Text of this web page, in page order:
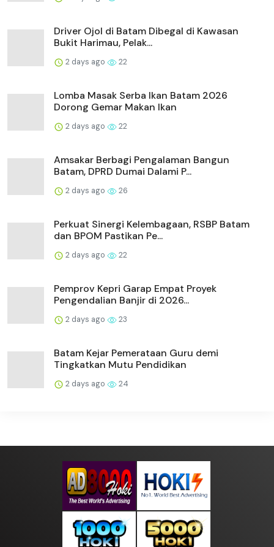
Driver Ojol di Batam Dibegal di Kawasan
Bukit Harimau, Pelak...
2 days ago 22
Lomba Masak Serba Ikan Batam 2026
Dorong Gemar Makan Ikan
2 days ago 22
Amsakar Berbagi Pengalaman Bangun
Batam, DPRD Dumai Dalami P...
2 days ago 26
Perkuat Sinergi Kelembagaan, RSBP Batam
dan BPOM Pastikan Pe...
2 days ago 22
Pemprov Kepri Garap Empat Proyek
Pengendalian Banjir di 2026...
2 days ago 23
Batam Kejar Pemerataan Guru demi
Tingkatkan Mutu Pendidikan
2 days ago 24